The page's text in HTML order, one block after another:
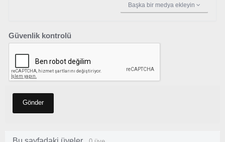
Başka bir medya ekleyin
Güvenlik kontrolü
Gönder